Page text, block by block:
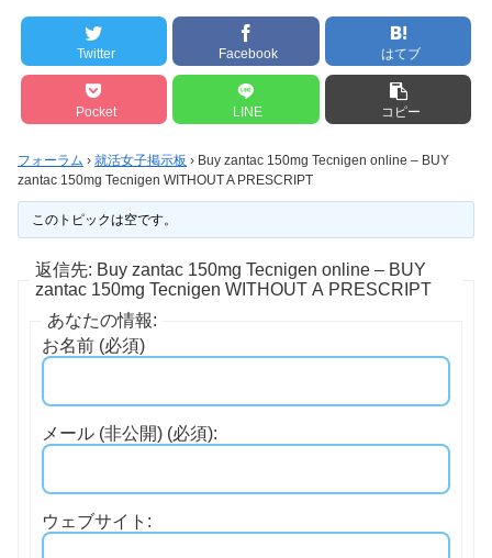
Twitter Facebook はてブ
Pocket LINE コピー
フォーラム › 就活女子掲示板 › Buy zantac 150mg Tecnigen online – BUY
zantac 150mg Tecnigen WITHOUT A PRESCRIPT
このトピックは空です。
返信先: Buy zantac 150mg Tecnigen online – BUY
zantac 150mg Tecnigen WITHOUT A PRESCRIPT
あなたの情報:
お名前 (必須)
メール (非公開) (必須):
ウェブサイト: